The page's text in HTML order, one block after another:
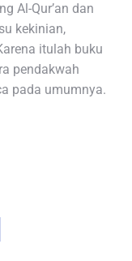
Al-Qur’an dan
kekinian,
itulah buku
pendakwah
pada umumnya.